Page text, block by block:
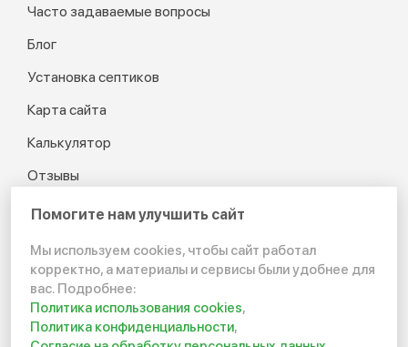
Часто задаваемые вопросы
Блог
Установка септиков
Карта сайта
Калькулятор
Отзывы
© 2012-2026 Канализация
в частном доме и на даче
Политика конфиденциальности
Помогите нам улучшить сайт
Мы используем cookies, чтобы сайт работал
корректно, а материалы и сервисы были удобнее для
вас. Подробнее:
Политика использования cookies,
Политика конфиденциальности,